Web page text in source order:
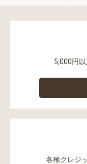
5,000円
各種クレジ